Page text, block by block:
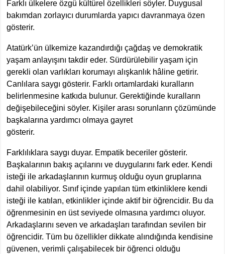
Farklı ülkelere özgü kültürel özellikleri söyler. Duygusal
bakımdan zorlayıcı durumlarda yapıcı davranmaya özen
gösterir.
Atatürk’ün ülkemize kazandırdığı çağdaş ve demokratik
yaşam anlayışını takdir eder. Sürdürülebilir yaşam için
gerekli olan varlıkları korumayı alışkanlık hâline getirir.
Canlılara saygı gösterir. Farklı ortamlardaki kuralların
belirlenmesine katkıda bulunur. Gerektiğinde kuralların
değişebileceğini söyler. Kişiler arası sorunların çözümünde
başkalarına yardımcı olmaya gayret
gösterir.
Farklılıklara saygı duyar. Empatik beceriler gösterir.
Başkalarının bakış açılarını ve duygularını fark eder. Kendi
isteği ile arkadaşlarının kurmuş olduğu oyun gruplarına
dahil olabiliyor. Sınıf içinde yapılan tüm etkinliklere kendi
isteği ile katılan, etkinlikler içinde aktif bir öğrencidir. Bu da
öğrenmesinin en üst seviyede olmasına yardımcı oluyor.
Arkadaşlarını seven ve arkadaşları tarafından sevilen bir
öğrencidir. Tüm bu özellikler dikkate alındığında kendisine
güvenen, verimli çalışabilecek bir öğrenci olduğu